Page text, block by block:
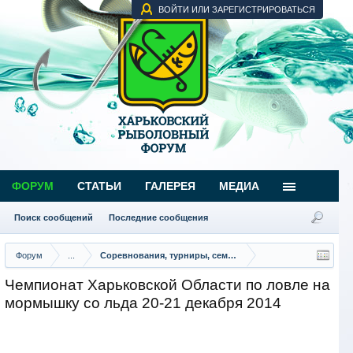
ВОЙТИ ИЛИ ЗАРЕГИСТРИРОВАТЬСЯ
Форум Соревнования, турниры, семинары
Чемпионат Харьковской Области по ловле на
мормышку со льда 20-21 декабря 2014
ФОРУМ
Поиск сообщений Последние сообщения
СТАТЬИ ГАЛЕРЕЯ МЕДИА